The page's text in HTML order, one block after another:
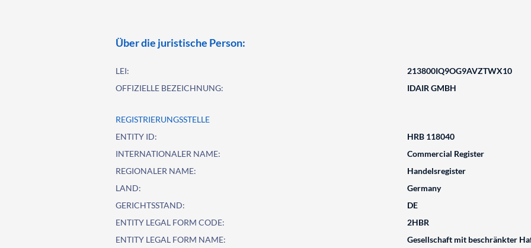
Über die juristische Person:
LEI:
213800IQ9OG9AVZTWX10
OFFIZIELLE BEZEICHNUNG:
IDAIR GMBH
REGISTRIERUNGSSTELLE
ENTITY ID:
HRB 118040
INTERNATIONALER NAME:
Commercial Register
REGIONALER NAME:
Handelsregister
LAND:
Germany
GERICHTSSTAND:
DE
ENTITY LEGAL FORM CODE:
2HBR
ENTITY LEGAL FORM NAME:
Gesellschaft mit beschränkter